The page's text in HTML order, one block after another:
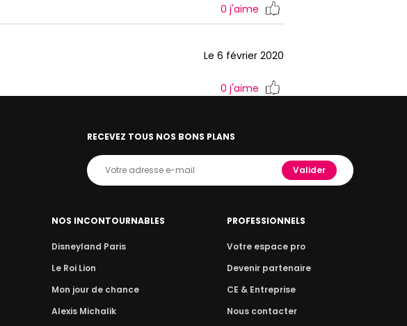
0 j'aime
Le 6 février 2020
0 j'aime
RECEVEZ TOUS NOS BONS PLANS
Valider
NOS INCONTOURNABLES
Disneyland Paris
Le Roi Lion
Mon jour de chance
Alexis Michalik
PROFESSIONNELS
Votre espace pro
Devenir partenaire
CE & Entreprise
Nous contacter